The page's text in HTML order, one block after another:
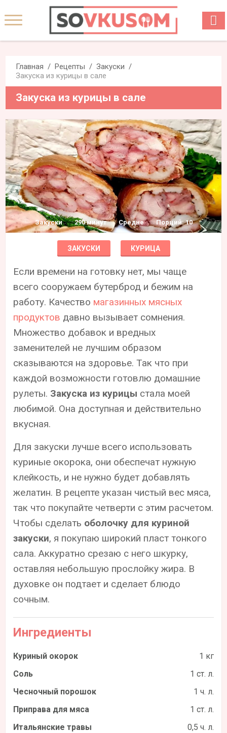
Главная Рецепты
Закуски
Закуска из курицы в сале
Закуска из курицы в сале
Закуски 290 минут Средне Порций: 10
ЗАКУСКИ КУРИЦА
Если времени на готовку нет, мы чаще
всего сооружаем бутерброд и бежим на
работу. Качество магазинных мясных
продуктов давно вызывает сомнения.
Множество добавок и вредных
заменителей не лучшим образом
сказываются на здоровье. Так что при
каждой возможности готовлю домашние
рулеты. Закуска из курицы стала моей
любимой. Она доступная и действительно
вкусная.
Для закуски лучше всего использовать
куриные окорока, они обеспечат нужную
клейкость, и не нужно будет добавлять
желатин. В рецепте указан чистый вес мяса,
так что покупайте четверти с этим расчетом.
Чтобы сделать оболочку для куриной
закуски, я покупаю широкий пласт тонкого
сала. Аккуратно срезаю с него шкурку,
оставляя небольшую прослойку жира. В
духовке он подтает и сделает блюдо
сочным.
Ингредиенты
Куриный окорок
1 кг
Соль
1 ст. л.
Чесночный порошок
1 ч. л.
Приправа для мяса
1 ст. л.
Итальянские травы
0,5 ч. л.